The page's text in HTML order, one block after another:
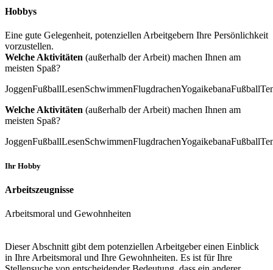
Hobbys
Eine gute Gelegenheit, potenziellen Arbeitgebern Ihre Persönlichkeit
vorzustellen.
Welche Aktivitäten (außerhalb der Arbeit) machen Ihnen am
meisten Spaß?
JoggenFußballLesenSchwimmenFlugdrachenYogaikebanaFußball
Welche Aktivitäten (außerhalb der Arbeit) machen Ihnen am
meisten Spaß?
JoggenFußballLesenSchwimmenFlugdrachenYogaikebanaFußball
Ihr Hobby
Arbeitszeugnisse
Arbeitsmoral und Gewohnheiten
Dieser Abschnitt gibt dem potenziellen Arbeitgeber einen Einblick
in Ihre Arbeitsmoral und Ihre Gewohnheiten. Es ist für Ihre